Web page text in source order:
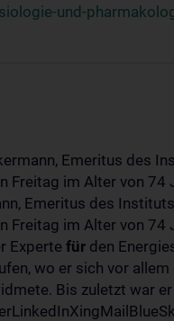
und-
Emeritus des
Freitag im Alter von
Emeritus des Instituts
Freitag im Alter von
Experte für den
wo er sich vor
Bis zuletzt war